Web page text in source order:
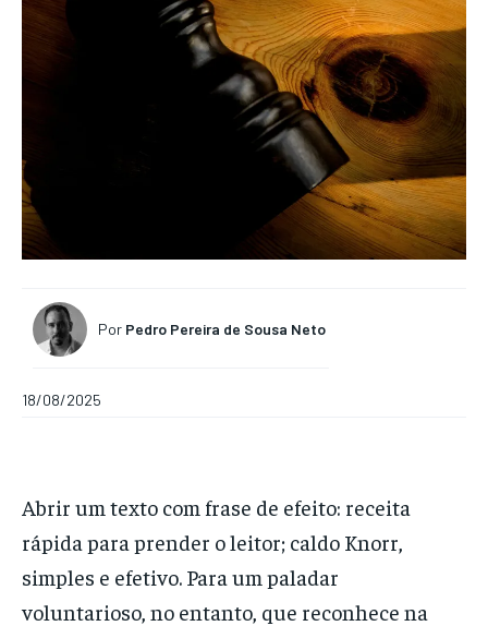
Por Pedro Pereira de Sousa Neto
18/08/2025
Abrir um texto com frase de efeito: receita
rápida para prender o leitor; caldo Knorr,
simples e efetivo. Para um paladar
voluntarioso, no entanto, que reconhece na